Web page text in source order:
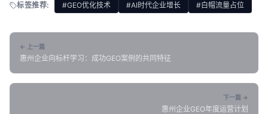
标签推荐: #GEO优化技术 #AI时代企业增长 #白帽流量占位
← 上一篇
惠州企业向标杆学习：成功GEO案例的共同特征
下一篇 →
惠州企业GEO年度运营计划